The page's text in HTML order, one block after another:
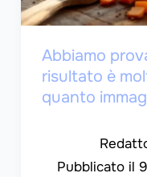
Abbiamo
risultato è
quanto